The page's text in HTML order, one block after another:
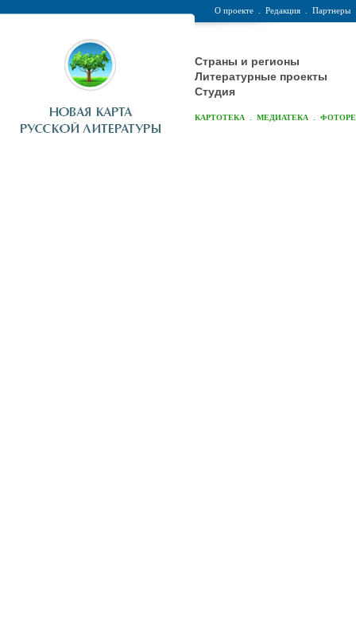
О проекте Редакция Партнеры
Страны и регионы
Литературные проекты
Студия
КАРТОТЕКА МЕДИАТЕКА